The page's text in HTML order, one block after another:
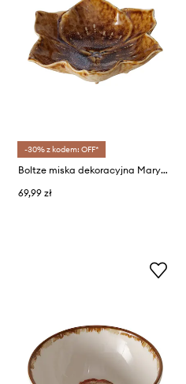
-30% z kodem: OFF*
Boltze miska dekoracyjna Maryana 300 ml
69,99 zł